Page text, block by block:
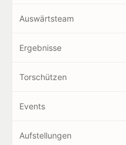
Auswärtsteam
Ergebnisse
Torschützen
Events
Aufstellungen